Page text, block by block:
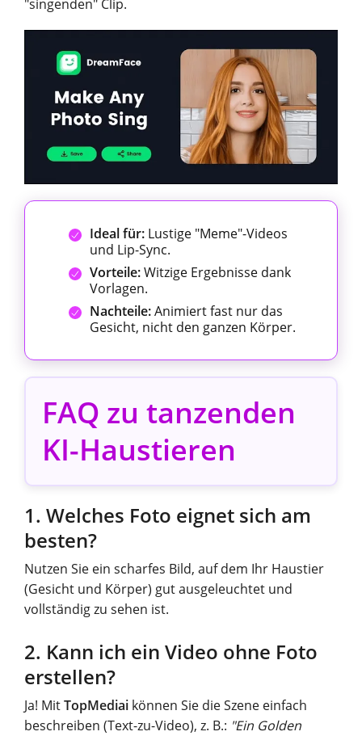
"singenden" Clip.
Ideal für: Lustige "Meme"-Videos
und Lip-Sync.
Vorteile:Witzige Ergebnisse dank
Vorlagen.
Nachteile:Animiert fast nur das
Gesicht, nicht den ganzen Körper.
FAQ zu tanzenden
KI-Haustieren
1. Welches Foto eignet sich am
besten?
Nutzen Sie ein scharfes Bild, auf dem Ihr Haustier
(Gesicht und Körper) gut ausgeleuchtet und
vollständig zu sehen ist.
2. Kann ich ein Video ohne Foto
erstellen?
Ja! MitTopMediai können Sie die Szene einfach
beschreiben (Text-zu-Video), z. B.: "Ein Golden